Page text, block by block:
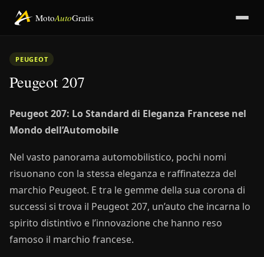
MotoAutoGratis
PEUGEOT
Peugeot 207
Peugeot 207: Lo Standard di Eleganza Francese nel
Mondo dell’Automobile
Nel vasto panorama automobilistico, pochi nomi
risuonano con la stessa eleganza e raffinatezza del
marchio Peugeot. E tra le gemme della sua corona di
successi si trova il Peugeot 207, un’auto che incarna lo
spirito distintivo e l’innovazione che hanno reso
famoso il marchio francese.